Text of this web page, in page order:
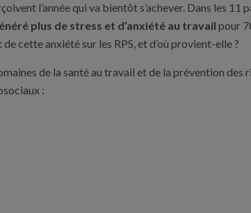
l’année qui va bientôt s’achever. Dans les 11
plus de stress et d’anxiété au travail pour
cette anxiété sur les RPS, et d’où provient-elle ?
de la santé au travail et de la prévention des
: